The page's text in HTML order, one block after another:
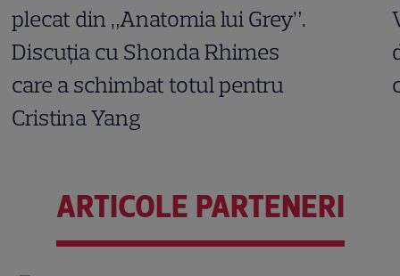
plecat din „Anatomia lui Grey”.
Discuția cu Shonda Rhimes
care a schimbat totul pentru
Cristina Yang
ARTICOLE PARTENERI